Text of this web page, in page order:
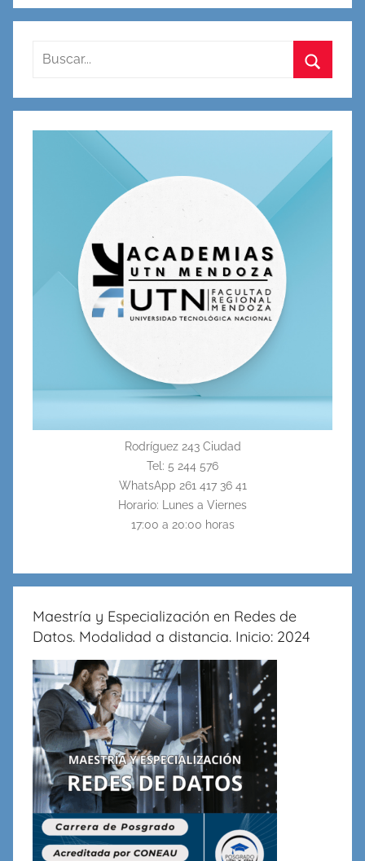
Buscar:
Rodríguez 243 Ciudad
Tel: 5 244 576
WhatsApp 261 417 36 41
Horario: Lunes a Viernes
17:00 a 20:00 horas
Maestría y Especialización en Redes de
Datos. Modalidad a distancia. Inicio: 2024